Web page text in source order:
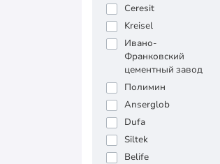
Ceresit
Kreisel
Ивано-
Франковский
цементный завод
Полимин
Anserglob
Dufa
Siltek
Belife